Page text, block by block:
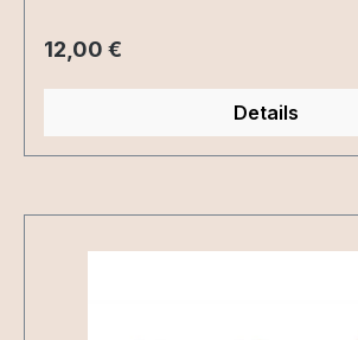
Regulärer Preis:
12,00 €
Details